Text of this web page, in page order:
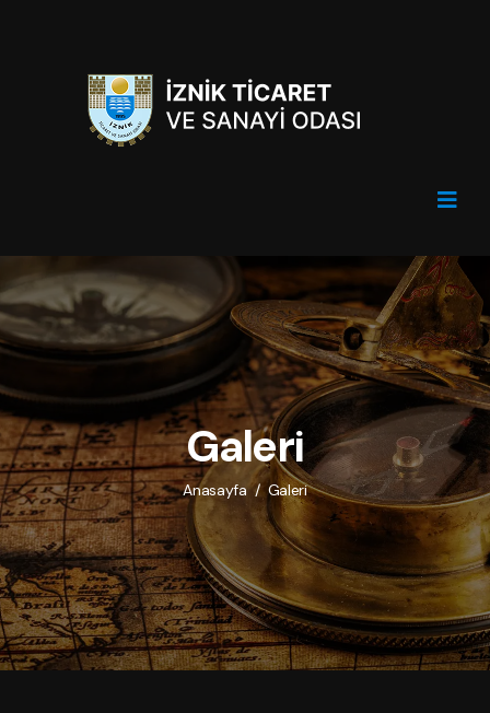
Galeri
Anasayfa / Galeri